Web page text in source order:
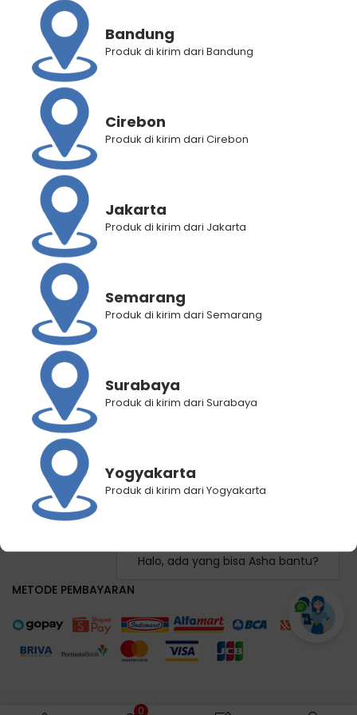
0
Halo, ada yang bisa Asha bantu?
BANTUAN
Panduan Pembelian
Panduan Registrasi
Panduan Pemilihan Cabang Pengiriman
Panduan Lacak Pengiriman
Lacak Pengiriman
Hubungi Kami
KEBIJAKAN KAMI
Syarat dan Ketentuan
Kebijakan Privasi
METODE PEMBAYARAN
Bandung
Produk di kirim dari Bandung
Cirebon
Produk di kirim dari Cirebon
Jakarta
Produk di kirim dari Jakarta
Semarang
Produk di kirim dari Semarang
Surabaya
Produk di kirim dari Surabaya
Yogyakarta
Produk di kirim dari Yogyakarta